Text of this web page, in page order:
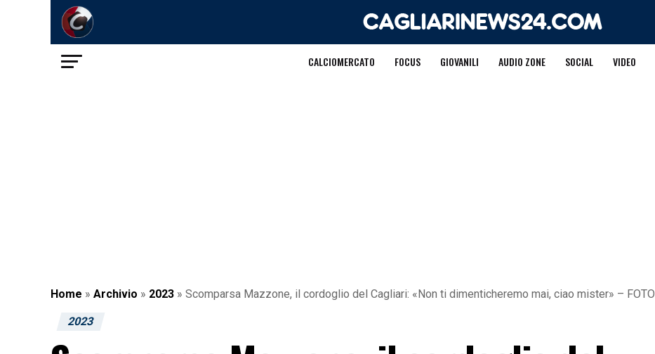
CALCIOMERCATO FOCUS GIOVANILI AUDIO ZONE SOCIAL VIDEO
Home » Archivio » 2023 » Scomparsa Mazzone, il cordoglio del Cagliari: «Non ti dimenticheremo mai, ciao mister» – FOTO
2023